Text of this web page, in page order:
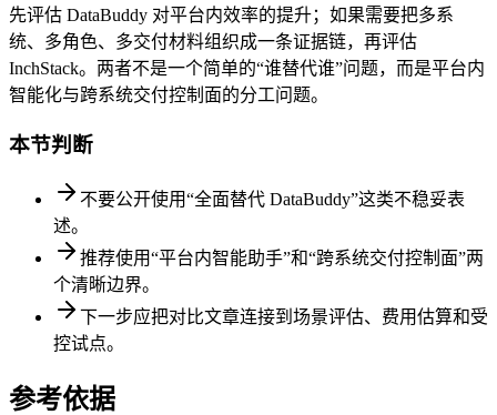
先评估 DataBuddy 对平台内效率的提升；如果需要把多系
统、多角色、多交付材料组织成一条证据链，再评估
InchStack。两者不是一个简单的“谁替代谁”问题，而是平台内
智能化与跨系统交付控制面的分工问题。
本节判断
不要公开使用“全面替代 DataBuddy”这类不稳妥表
述。
推荐使用“平台内智能助手”和“跨系统交付控制面”两
个清晰边界。
下一步应把对比文章连接到场景评估、费用估算和受
控试点。
参考依据